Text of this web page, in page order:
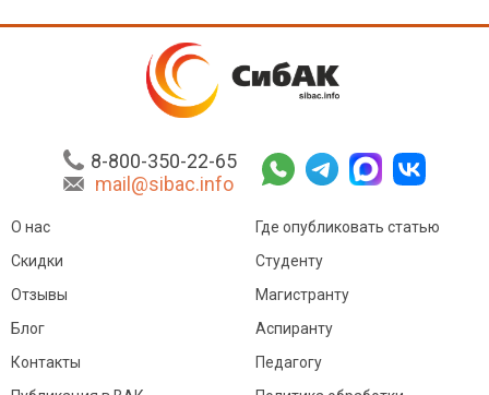
8-800-350-22-65
mail@sibac.info
О нас
Скидки
Отзывы
Блог
Контакты
Где опубликовать статью
Студенту
Магистранту
Аспиранту
Педагогу